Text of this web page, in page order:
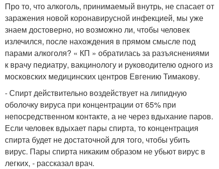
Про то, что алкоголь, принимаемый внутрь, не спасает от
заражения новой коронавирусной инфекцией, мы уже
знаем достоверно, но возможно ли, чтобы человек
излечился, после нахождения в прямом смысле под
парами алкоголя? « КП » обратилась за разъяснениями
к врачу педиатру, вакцинологу и руководителю одного из
московских медицинских центров Евгению Тимакову.
- Спирт действительно воздействует на липидную
оболочку вируса при концентрации от 65% при
непосредственном контакте, а не через вдыхание паров.
Если человек вдыхает пары спирта, то концентрация
спирта будет не достаточной для того, чтобы убить
вирус. Пары спирта никаким образом не убьют вирус в
легких, - рассказал врач.